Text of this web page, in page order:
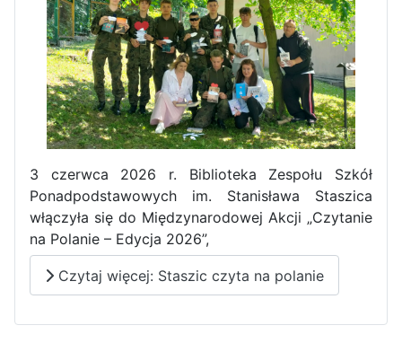
Pierwszy tydzień praktyk
zawodowych naszych uczniów
w Portugalii za nami!
3 czerwca 2026 r. Biblioteka Zespołu Szkół
Ponadpodstawowych im. Stanisława Staszica
włączyła się do Międzynarodowej Akcji „Czytanie
na Polanie – Edycja 2026”,
Czytaj więcej: Staszic czyta na polanie